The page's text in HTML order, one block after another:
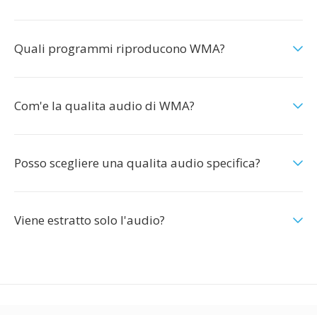
Quali programmi riproducono WMA?
Com'e la qualita audio di WMA?
Posso scegliere una qualita audio specifica?
Viene estratto solo l'audio?